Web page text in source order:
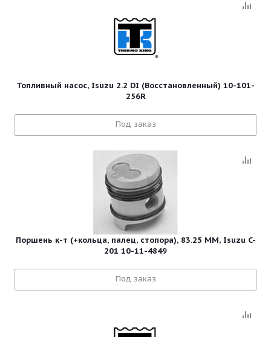
Топливный насос, Isuzu 2.2 DI (Восстановленный) 10-101-
256R
Под заказ
Поршень к-т (+кольца, палец, стопора), 83.25 MM, Isuzu C-
201 10-11-4849
Под заказ